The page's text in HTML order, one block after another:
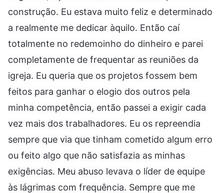
construção. Eu estava muito feliz e determinado
a realmente me dedicar àquilo. Então caí
totalmente no redemoinho do dinheiro e parei
completamente de frequentar as reuniões da
igreja. Eu queria que os projetos fossem bem
feitos para ganhar o elogio dos outros pela
minha competência, então passei a exigir cada
vez mais dos trabalhadores. Eu os repreendia
sempre que via que tinham cometido algum erro
ou feito algo que não satisfazia as minhas
exigências. Meu abuso levava o líder de equipe
às lágrimas com frequência. Sempre que me